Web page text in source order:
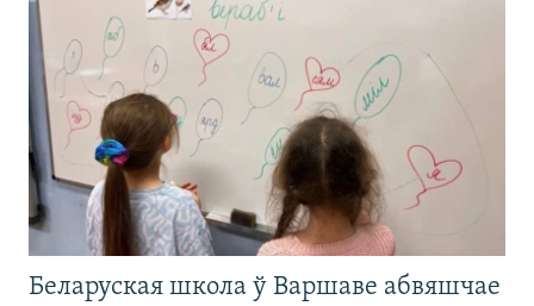
Беларуская школа ў Варшаве абвяшчае